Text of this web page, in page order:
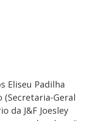
Eliseu Padilha
(Secretaria-Geral
da J&F Joesley